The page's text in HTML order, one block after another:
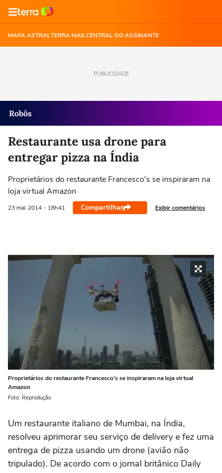
MAPA ASTRALTERRA MAILCENTRAL DO ASSINANTE
PUBLICIDADE
Robôs
Restaurante usa drone para
entregar pizza na Índia
Proprietários do restaurante Francesco's se inspiraram na
loja virtual Amazon
23 mai 2014 - 18h41 Compartilhar Exibir comentários
Proprietários do restaurante Francesco's se inspiraram na loja virtual
Amazon
Foto: Reprodução
Um restaurante italiano de Mumbai, na Índia,
resolveu aprimorar seu serviço de delivery e fez uma
entrega de pizza usando um drone (avião não
tripulado). De acordo com o jornal britânico Daily